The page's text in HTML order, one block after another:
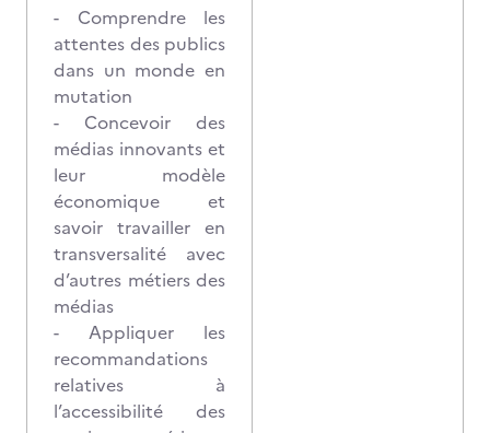
- Comprendre les
attentes des publics
dans un monde en
mutation
- Concevoir des
médias innovants et
leur modèle
économique et
savoir travailler en
transversalité avec
d’autres métiers des
médias
- Appliquer les
recommandations
relatives à
l’accessibilité des